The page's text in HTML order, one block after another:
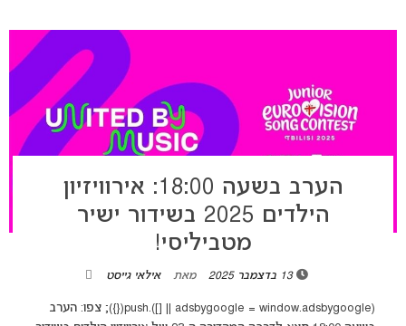
הערב בשעה 18:00: אירוויזיון
הילדים 2025 בשידור ישיר
מטביליסי!
13 בדצמבר 2025 מאת אילאי גייסט
(adsbygoogle = window.adsbygoogle || []).push({}); צפו: הערב